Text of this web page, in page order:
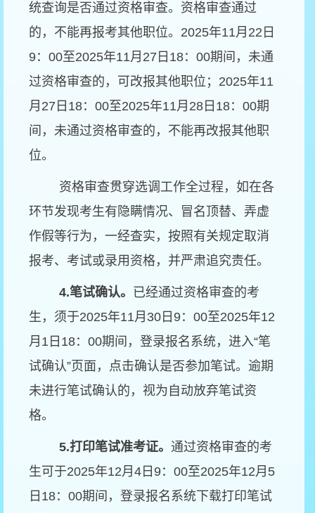
统查询是否通过资格审查。资格审查通过
的，不能再报考其他职位。2025年11月22日
9：00至2025年11月27日18：00期间，未通
过资格审查的，可改报其他职位；2025年11
月27日18：00至2025年11月28日18：00期
间，未通过资格审查的，不能再改报其他职
位。
资格审查贯穿选调工作全过程，如在各
环节发现考生有隐瞒情况、冒名顶替、弄虚
作假等行为，一经查实，按照有关规定取消
报考、考试或录用资格，并严肃追究责任。
4.笔试确认。 已经通过资格审查的考
生，须于2025年11月30日9：00至2025年12
月1日18：00期间，登录报名系统，进入“笔
试确认”页面，点击确认是否参加笔试。逾期
未进行笔试确认的，视为自动放弃笔试资
格。
5.打印笔试准考证。 通过资格审查的考
生可于2025年12月4日9：00至2025年12月5
日18：00期间，登录报名系统下载打印笔试